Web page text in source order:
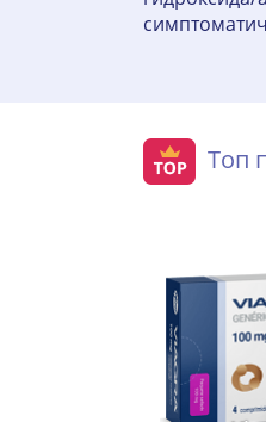
Топ